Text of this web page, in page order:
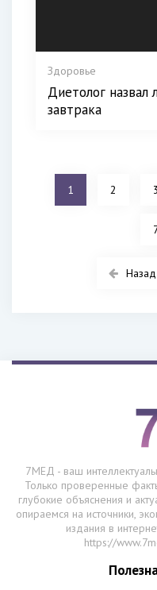
Здоровье
Диетолог
завтрака
Назад
1 2 3
7МЕД - ваш
Только проверенные
глубокие объяснения и
опираемся на источники,
издания в
https://